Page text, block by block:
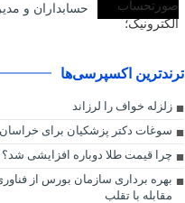
حسابداران و
ترندترین اکسپرسی‌ها
زلزله خواف را لرزاند
سوغات دکتر پزشکیان برای
چرا قیمت طلا دوباره افزایشی شد؟
بهره برداری سازمان بورس از
مقابله با تقلب